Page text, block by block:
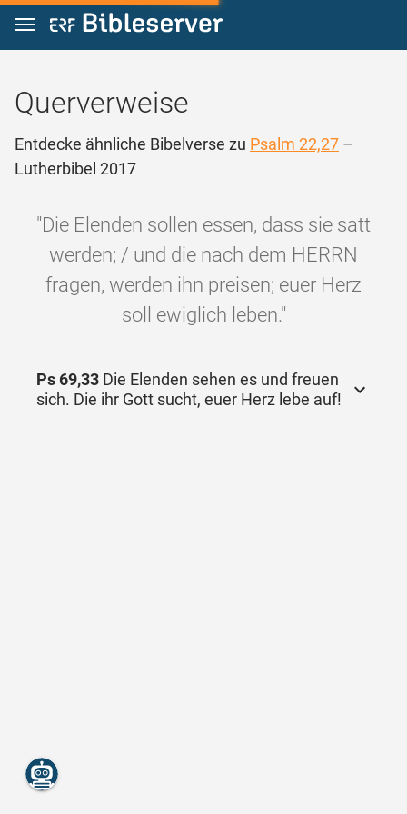
Zum Inhalt springen
Querverweise
Entdecke ähnliche Bibelverse zu Psalm 22,27 –
Lutherbibel 2017
"Die Elenden sollen essen, dass sie satt
werden; / und die nach dem HERRN
fragen, werden ihn preisen; euer Herz
soll ewiglich leben."
Ps 69,33 Die Elenden sehen es und freuen
sich. Die ihr Gott sucht, euer Herz lebe auf!